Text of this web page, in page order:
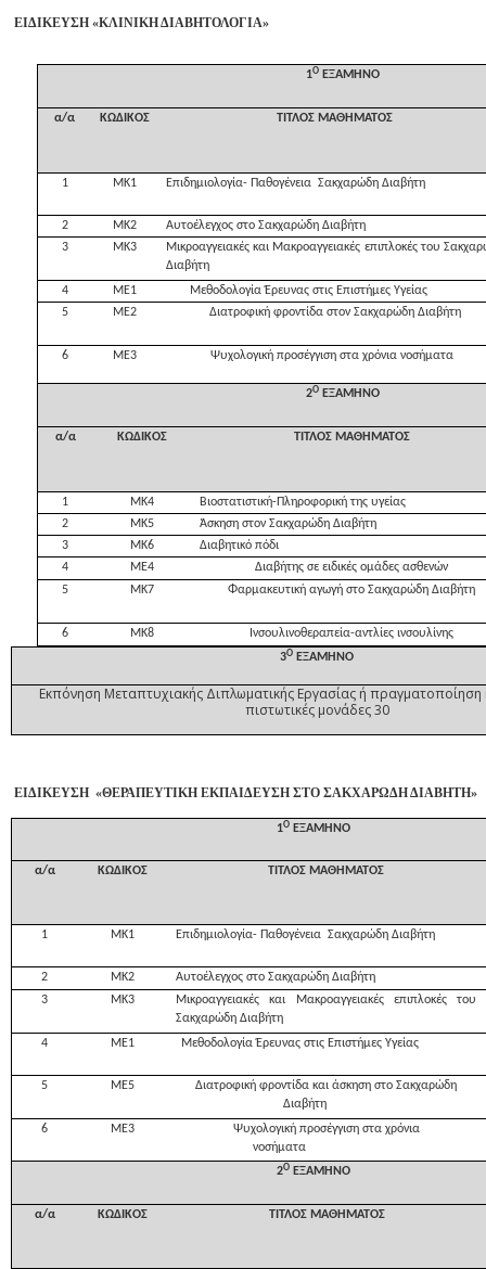
ΕΙΔΙΚΕΥΣΗ «ΚΛΙΝΙΚΗ ΔΙΑΒΗΤΟΛΟΓΙΑ»
1ΟΕΞΑΜΗΝΟ
α/α ΚΩΔΙΚΟΣ ΤΙΤΛΟΣ ΜΑΘΗΜΑΤΟΣ
1 ΜΚ1 Επιδημιολογία- Παθογένεια Σακχαρώδη Διαβήτη
2 ΜΚ2
Αυτοέλεγχος στο Σακχαρώδη Διαβήτη
3
ΜΚ3
Μικροαγγειακές και Μακροαγγειακές επιπλοκές του
Διαβήτη
4
ΜΕ1
Μεθοδολογία Έρευνας στις Επιστήμες Υγείας
5
ΜΕ2 Διατροφική φροντίδα στον Σακχαρώδη Διαβήτη
6 ΜΕ3 Ψυχολογική προσέγγιση στα χρόνια νοσήματα
2ΟΕΞΑΜΗΝΟ
α/α ΚΩΔΙΚΟΣ ΤΙΤΛΟΣ ΜΑΘΗΜΑΤΟΣ
1 ΜΚ4
Βιοστατιστική-Πληροφορική της υγείας
2
ΜΚ5
Άσκηση στον Σακχαρώδη Διαβήτη
3
ΜΚ6
Διαβητικό πόδι
4
ΜΕ4
Διαβήτης σε ειδικές ομάδες ασθενών
5
ΜΚ7 Φαρμακευτική αγωγή στο Σακχαρώδη Διαβήτη
6 ΜΚ8
Ινσουλινοθεραπεία-αντλίες ινσουλίνης
3Ο ΕΞΑΜΗΝΟ
Εκπόνηση Μεταπτυχιακής Διπλωματικής Εργασίας ή πραγματοποίηση
πιστωτικές μονάδες 30
ΕΙΔΙΚΕΥΣΗ «ΘΕΡΑΠΕΥΤΙΚΗ ΕΚΠΑΙΔΕΥΣΗ ΣΤΟ ΣΑΚΧΑΡΩΔΗ ΔΙΑΒΗΤΗ»
1ΟΕΞΑΜΗΝΟ
α/α ΚΩΔΙΚΟΣ ΤΙΤΛΟΣ ΜΑΘΗΜΑΤΟΣ
1 ΜΚ1 Επιδημιολογία- Παθογένεια Σακχαρώδη Διαβήτη
2 ΜΚ2
Αυτοέλεγχος στο Σακχαρώδη Διαβήτη
3
ΜΚ3
Μικροαγγειακές και Μακροαγγειακές επιπλοκές του
Σακχαρώδη Διαβήτη
4
ΜΕ1 Μεθοδολογία Έρευνας στις Επιστήμες Υγείας
5 ΜΕ5
Διατροφική φροντίδα και άσκηση στο Σακχαρώδη
Διαβήτη
6
ΜΕ3
Ψυχολογική προσέγγιση στα χρόνια
νοσήματα
2ΟΕΞΑΜΗΝΟ
α/α ΚΩΔΙΚΟΣ ΤΙΤΛΟΣ ΜΑΘΗΜΑΤΟΣ